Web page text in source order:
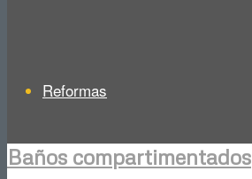
Reformas
Baños compartimentados